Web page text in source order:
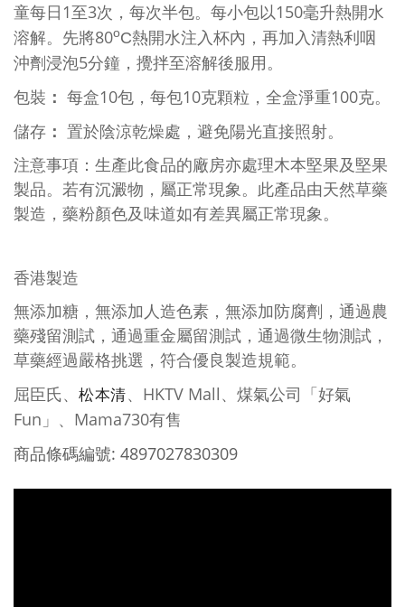
童每日 1 至3次，每次半包。每小包以150毫升熱開水
溶解。先將80oC熱開水注入杯內，再加入清熱利咽
沖劑浸泡5分鐘，攪拌至溶解後服用。
包裝 ： 每盒10包，每包10克顆粒，全盒淨重100克。
儲存 ： 置於陰涼乾燥處，避免陽光直接照射。
注意事項：生產此食品的廠房亦處理木本堅果及堅果
製品。若有沉澱物，屬正常現象。此產品由天然草藥
製造，藥粉顏色及味道如有差異屬正常現象。
香港製造
無添加糖，無添加人造色素，無添加防腐劑，通過農
藥殘留測試，通過重金屬留測試，通過微生物測試，
草藥經過嚴格挑選，符合優良製造規範。
屈臣氏、 松本清、 HKTV Mall、煤氣公司「好氣
Fun 」、 Mama730有售
商品條碼編號: 4897027830309